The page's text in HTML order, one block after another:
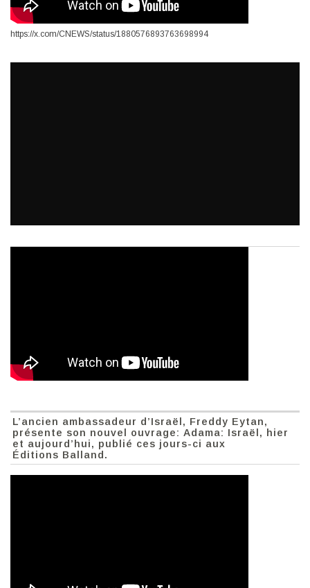
https://x.com/CNEWS/status/1880576893763698994
L’ancien ambassadeur d’Israël, Freddy Eytan,
présente son nouvel ouvrage: Adama: Israël, hier
et aujourd’hui, publié ces jours-ci aux
Éditions Balland.